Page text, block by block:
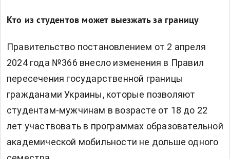
Кто из студентов может выезжать за границу
Правительство постановлением от 2 апреля
2024 года №366 внесло изменения в Правил
пересечения государственной границы
гражданами Украины, которые позволяют
студентам-мужчинам в возрасте от 18 до 22
лет участвовать в программах образовательной
академической мобильности не дольше одного